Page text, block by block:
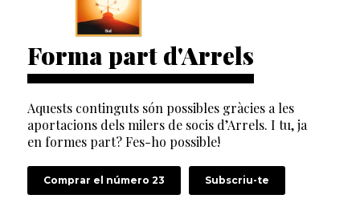
Forma part d'Arrels
Aquests continguts són possibles gràcies a les
aportacions dels milers de socis d’Arrels. I tu, ja
en formes part? Fes-ho possible!
Comprar el número 23 Subscriu-te